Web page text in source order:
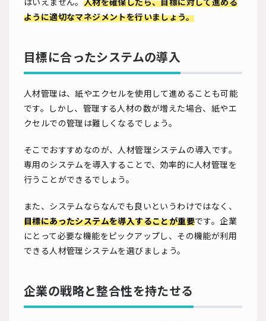
はいえません。 人材を確保したら、目標に対して進める
ように適切なマネジメントを行いましょう。
目標に合ったシステムの導入
人材管理は、紙やエクセルを使用して進めることも可能
です。しかし、管理する人材の数が増えた場合、紙やエ
クセルでの管理は難しくなるでしょう。
そこでおすすめなのが、人材管理システムの導入です。
専用のシステムを導入することで、効率的に人材管理を
行うことができるでしょう。
また、システムならなんでも良いというわけではなく、
目標にあったシステムを導入することが重要です。企業
にとって必要な機能をピックアップし、その機能が利用
できる人材管理システムを選びましょう。
企業の戦略と整合性を持たせる